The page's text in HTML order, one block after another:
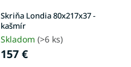
Skriňa Londia 80x217x37 -
kašmír
Skladom (>6 ks)
157 €